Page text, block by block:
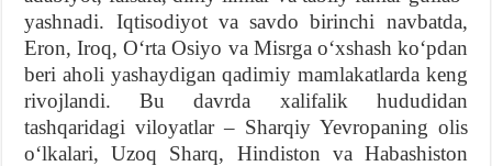
yashnadi. Iqtisodiyot va savdo birinchi navbatda,
Eron, Iroq, O‘rta Osiyo va Misrga o‘xshash ko‘pdan
beri aholi yashaydigan qadimiy mamlakatlarda keng
rivojlandi. Bu davrda xalifalik hududidan
tashqaridagi viloyatlar – Sharqiy Yevropaning olis
o‘lkalari, Uzoq Sharq, Hindiston va Habashiston